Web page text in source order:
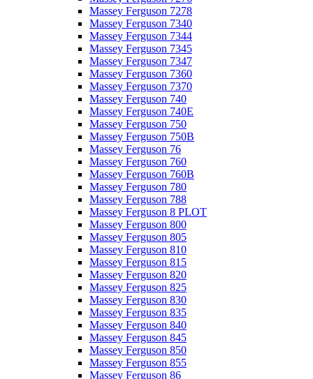
Massey Ferguson 7278
Massey Ferguson 7340
Massey Ferguson 7344
Massey Ferguson 7345
Massey Ferguson 7347
Massey Ferguson 7360
Massey Ferguson 7370
Massey Ferguson 740
Massey Ferguson 740E
Massey Ferguson 750
Massey Ferguson 750B
Massey Ferguson 76
Massey Ferguson 760
Massey Ferguson 760B
Massey Ferguson 780
Massey Ferguson 788
Massey Ferguson 8 PLOT
Massey Ferguson 800
Massey Ferguson 805
Massey Ferguson 810
Massey Ferguson 815
Massey Ferguson 820
Massey Ferguson 825
Massey Ferguson 830
Massey Ferguson 835
Massey Ferguson 840
Massey Ferguson 845
Massey Ferguson 850
Massey Ferguson 855
Massey Ferguson 86